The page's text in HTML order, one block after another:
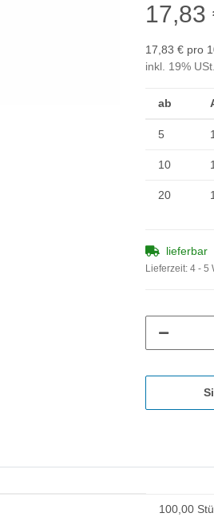
17,83
17,83 € pro
inkl. 19%
ab
5
10
20
lieferbar
Lieferzeit: 4 - 5
100,00